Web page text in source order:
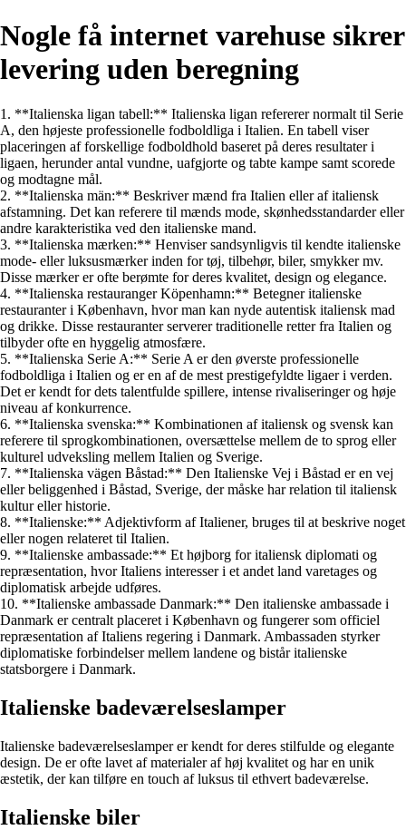
Nogle få internet varehuse sikrer
levering uden beregning
1. **Italienska ligan tabell:** Italienska ligan refererer normalt til Serie
A, den højeste professionelle fodboldliga i Italien. En tabell viser
placeringen af forskellige fodboldhold baseret på deres resultater i
ligaen, herunder antal vundne, uafgjorte og tabte kampe samt scorede
og modtagne mål.
2. **Italienska män:** Beskriver mænd fra Italien eller af italiensk
afstamning. Det kan referere til mænds mode, skønhedsstandarder eller
andre karakteristika ved den italienske mand.
3. **Italienska mærken:** Henviser sandsynligvis til kendte italienske
mode- eller luksusmærker inden for tøj, tilbehør, biler, smykker mv.
Disse mærker er ofte berømte for deres kvalitet, design og elegance.
4. **Italienska restauranger Köpenhamn:** Betegner italienske
restauranter i København, hvor man kan nyde autentisk italiensk mad
og drikke. Disse restauranter serverer traditionelle retter fra Italien og
tilbyder ofte en hyggelig atmosfære.
5. **Italienska Serie A:** Serie A er den øverste professionelle
fodboldliga i Italien og er en af de mest prestigefyldte ligaer i verden.
Det er kendt for dets talentfulde spillere, intense rivaliseringer og høje
niveau af konkurrence.
6. **Italienska svenska:** Kombinationen af italiensk og svensk kan
referere til sprogkombinationen, oversættelse mellem de to sprog eller
kulturel udveksling mellem Italien og Sverige.
7. **Italienska vägen Båstad:** Den Italienske Vej i Båstad er en vej
eller beliggenhed i Båstad, Sverige, der måske har relation til italiensk
kultur eller historie.
8. **Italienske:** Adjektivform af Italiener, bruges til at beskrive noget
eller nogen relateret til Italien.
9. **Italienske ambassade:** Et højborg for italiensk diplomati og
repræsentation, hvor Italiens interesser i et andet land varetages og
diplomatisk arbejde udføres.
10. **Italienske ambassade Danmark:** Den italienske ambassade i
Danmark er centralt placeret i København og fungerer som officiel
repræsentation af Italiens regering i Danmark. Ambassaden styrker
diplomatiske forbindelser mellem landene og bistår italienske
statsborgere i Danmark.
Italienske badeværelseslamper
Italienske badeværelseslamper er kendt for deres stilfulde og elegante
design. De er ofte lavet af materialer af høj kvalitet og har en unik
æstetik, der kan tilføre en touch af luksus til ethvert badeværelse.
Italienske biler